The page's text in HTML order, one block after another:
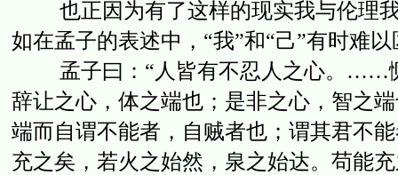
也正因为有了这样的现实我与伦理我
如在孟子的表述中，“我”和“己”有时难以
孟子曰：“人皆有不忍人之心。……恻
辞让之心，体之端也；是非之心，智之
端而自谓不能者，自贼者也；谓其君不
充之矣，若火之始然，泉之始达。苟能